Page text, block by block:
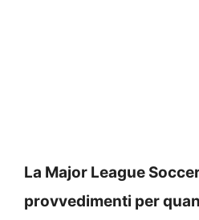
La Major League
provvedimenti per